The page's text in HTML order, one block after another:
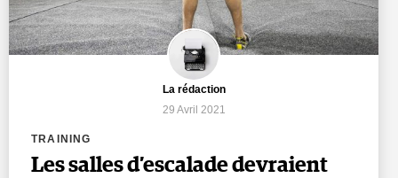
La rédaction
29 Avril 2021
TRAINING
Les salles d’escalade devraient